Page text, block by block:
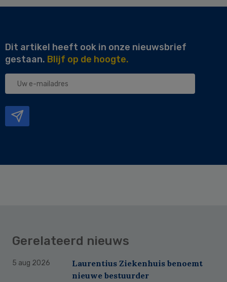
Dit artikel heeft ook in onze nieuwsbrief
gestaan. Blijf op de hoogte.
Uw
Gerelateerd nieuws
5 aug 2026
Laurentius Ziekenhuis benoemt
nieuwe bestuurder